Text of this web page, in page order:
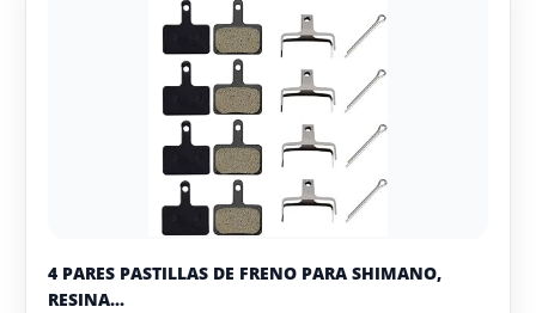
4 PARES PASTILLAS DE FRENO PARA SHIMANO,
RESINA...